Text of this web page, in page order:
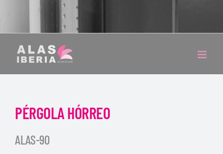
PÉRGOLA HÓRREO
ALAS-90